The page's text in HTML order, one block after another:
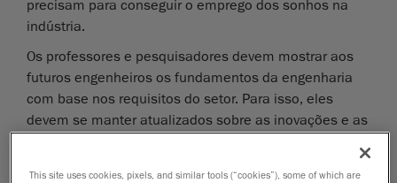
precisam para conseguir o emprego dos sonhos na
indústria.
Os professores e pesquisadores devem mostrar aos
futuros engenheiros os fundamentos da engenharia
com base nos requisitos do setor. Para isso, eles
devem se manter atualizados sobre as inovações e as
This site uses cookies, pixels, and similar tools (“cookies”), some of which are